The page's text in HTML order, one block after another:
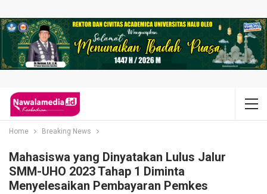
Home Breaking News
Mahasiswa yang Dinyatakan Lulus Jalur
SMM-UHO 2023 Tahap 1 Diminta
Menyelesaikan Pembayaran Pemkes